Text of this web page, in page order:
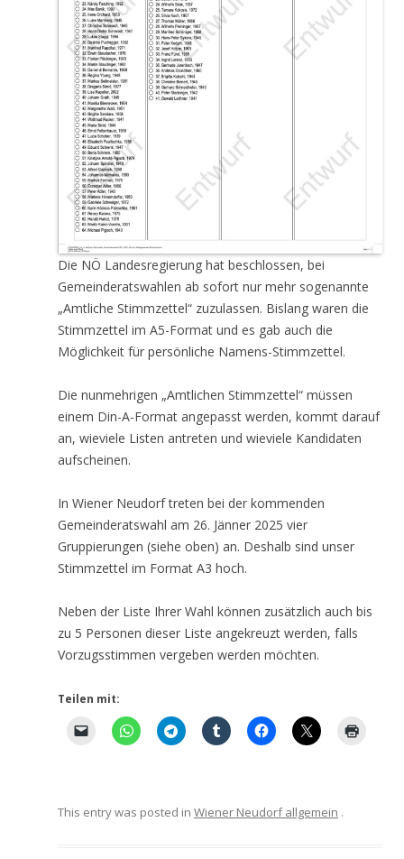
Die NÖ Landesregierung hat beschlossen, bei
Gemeinderatswahlen ab sofort nur mehr sogenannte
„Amtliche Stimmzettel“ zuzulassen. Bislang waren die
Stimmzettel im A5-Format und es gab auch die
Möglichkeit für persönliche Namens-Stimmzettel.
Die nunmehrigen „Amtlichen Stimmzettel“ müssen
einem Din-A-Format angepasst werden, kommt darauf
an, wieviele Listen antreten und wieviele Kandidaten
aufscheinen.
In Wiener Neudorf treten bei der kommenden
Gemeinderatswahl am 26. Jänner 2025 vier
Gruppierungen (siehe oben) an. Deshalb sind unser
Stimmzettel im Format A3 hoch.
Neben der Liste Ihrer Wahl können zusätzlich auch bis
zu 5 Personen dieser Liste angekreuzt werden, falls
Vorzugsstimmen vergeben werden möchten.
Teilen mit:
This entry was posted in Wiener Neudorf allgemein .